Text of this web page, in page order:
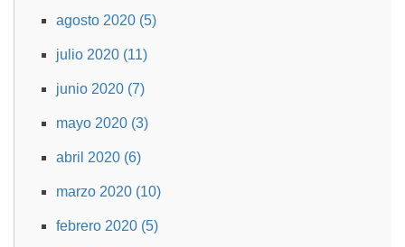
agosto 2020 (5)
julio 2020 (11)
junio 2020 (7)
mayo 2020 (3)
abril 2020 (6)
marzo 2020 (10)
febrero 2020 (5)